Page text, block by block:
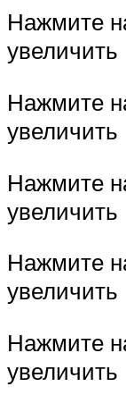
Нажмите
увеличить
Нажмите
увеличить
Нажмите
увеличить
Нажмите
увеличить
Нажмите
увеличить